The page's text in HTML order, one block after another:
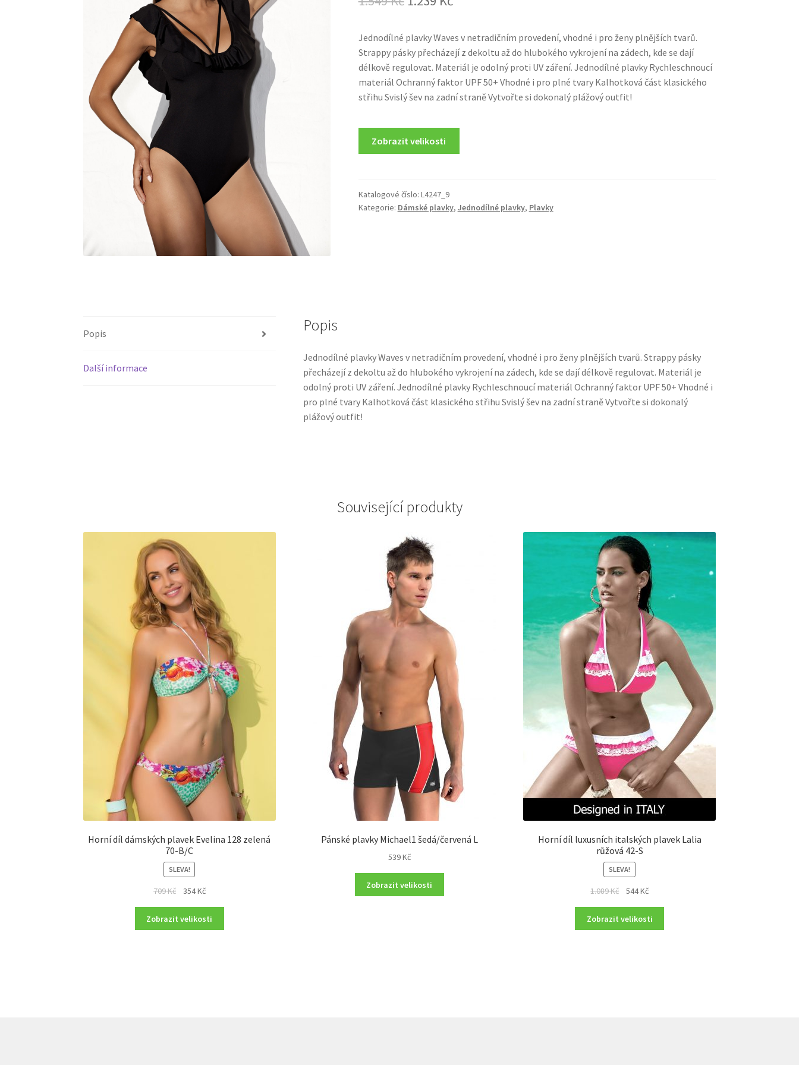
was:
1.549 Kč.
is:
1.239 Kč.
Jednodílné plavky Waves v netradičním provedení, vhodné i pro ženy plnějších tvarů.
Strappy pásky přecházejí z dekoltu až do hlubokého vykrojení na zádech, kde se dají
délkově regulovat. Materiál je odolný proti UV záření. Jednodílné plavky Rychleschnoucí
materiál Ochranný faktor UPF 50+ Vhodné i pro plné tvary Kalhotková část klasického
střihu Svislý šev na zadní straně Vytvořte si dokonalý plážový outfit!
Zobrazit velikosti
Katalogové číslo: L4247_9
Kategorie: Dámské plavky, Jednodílné plavky, Plavky
Popis
Další informace
Popis
Jednodílné plavky Waves v netradičním provedení, vhodné i pro ženy plnějších tvarů. Strappy pásky
přecházejí z dekoltu až do hlubokého vykrojení na zádech, kde se dají délkově regulovat. Materiál je
odolný proti UV záření. Jednodílné plavky Rychleschnoucí materiál Ochranný faktor UPF 50+ Vhodné i
pro plné tvary Kalhotková část klasického střihu Svislý šev na zadní straně Vytvořte si dokonalý
plážový outfit!
Související produkty
Horní díl dámských plavek Evelina 128 zelená
70-B/C
SLEVA!
709Kč
Original
was:
709 Kč.
354KčCurrent
is:
354 Kč.
Zobrazit velikosti
Pánské plavky Michael1 šedá/červená L
539Kč
Zobrazit velikosti
Horní díl luxusních italských plavek Lalia
růžová 42-S
SLEVA!
1.089Kč
Original
was:
1.089 Kč.
544KčCurrent
is:
544 Kč.
Zobrazit velikosti